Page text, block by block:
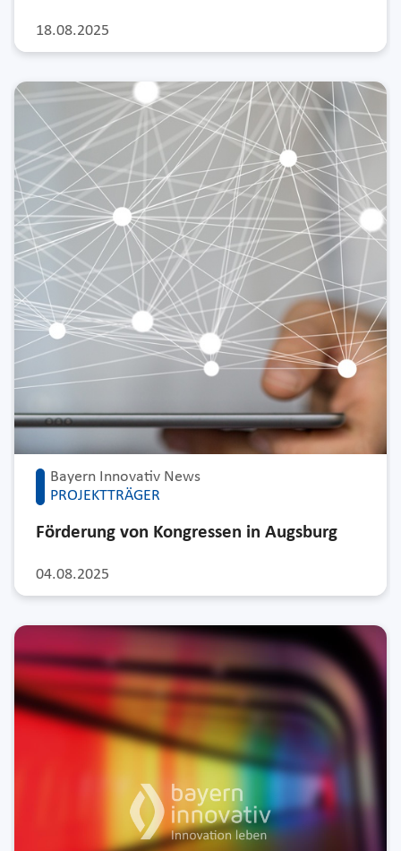
18.08.2025
Bayern Innovativ News
PROJEKTTRÄGER
04.08.2025
Förderung von Kongressen in Augsburg